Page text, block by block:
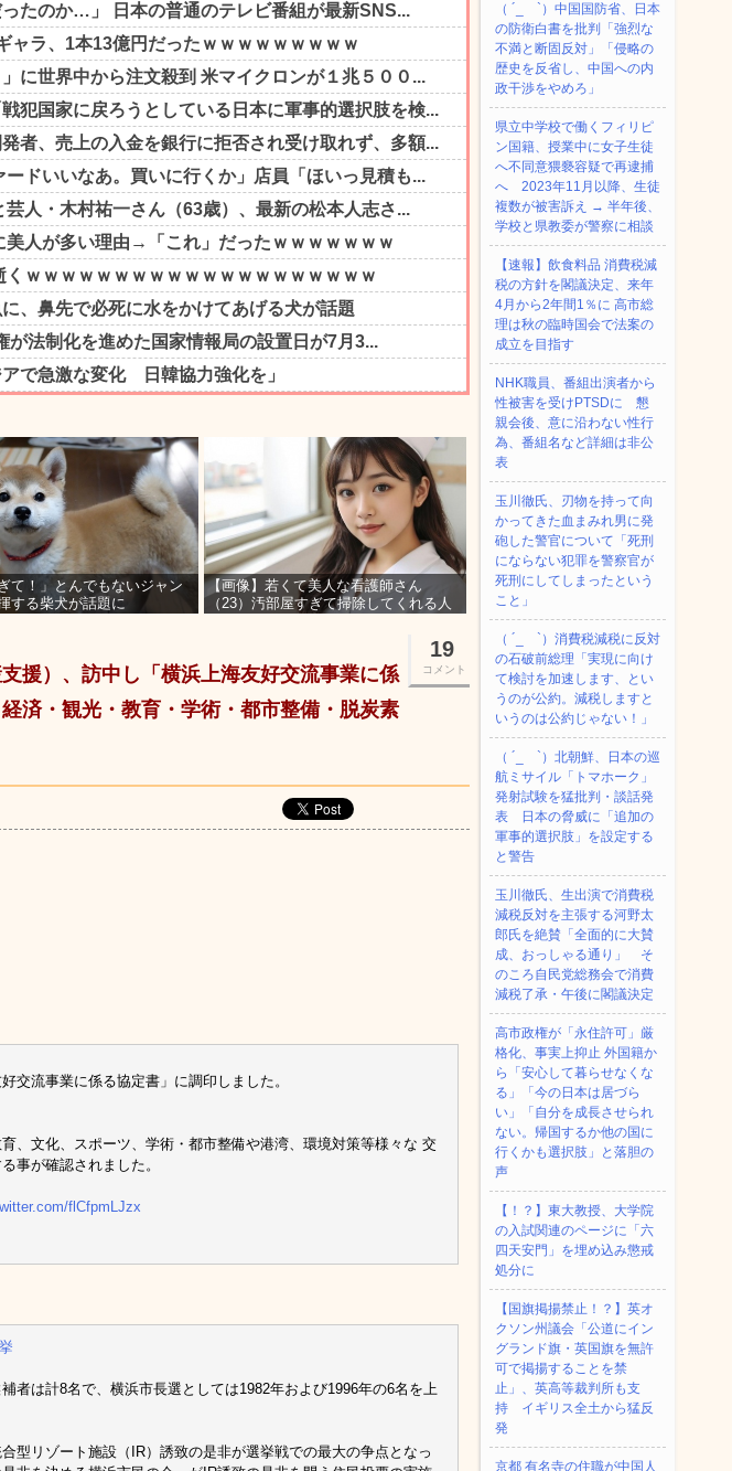
て！」とんでもないジャン
する柴犬が話題に
【画像】若くて美人な看護師さん
（23）汚部屋すぎて掃除してくれる人
19
コメント
援）、訪中し「横浜上海友好交流事業に係
済・観光・教育・学術・都市整備・脱炭素
交流事業に係る協定書」に調印しました。
、文化、スポーツ、学術・都市整備や港湾、環境対策等様々な 交
事が確認されました。
flCfpmLJzx
者は計8名で、横浜市長選としては1982年および1996年の6名を上
型リゾート施設（IR）誘致の是非が選挙戦での最大の争点となっ
（ ´_ゝ`）中国国防省、日本
の防衛白書を批判「強烈な
不満と断固反対」「侵略の
歴史を反省し、中国への内
政干渉をやめろ」
県立中学校で働くフィリピ
ン国籍、授業中に女子生徒
へ不同意猥褻容疑で再逮捕
へ 2023年11月以降、生徒
複数が被害訴え → 半年後、
学校と県教委が警察に相談
【速報】飲食料品 消費税減
税の方針を閣議決定、来年
4月から2年間1％に 高市総
理は秋の臨時国会で法案の
成立を目指す
NHK職員、番組出演者から
性被害を受けPTSDに 懇
親会後、意に沿わない性行
為、番組名など詳細は非公
表
玉川徹氏、刃物を持って向
かってきた血まみれ男に発
砲した警官について「死刑
にならない犯罪を警察官が
死刑にしてしまったという
こと」
（ ´_ゝ`）消費税減税に反対
の石破前総理「実現に向け
て検討を加速します、とい
うのが公約。減税しますと
いうのは公約じゃない！」
（ ´_ゝ`）北朝鮮、日本の巡
航ミサイル「‌トマホーク」
発射試験を猛批判・談話発
表 日本の脅威に「追加の
軍事的選択肢」を設定する
と警告
玉川徹氏、生出演で消費税
減税反対を主張する河野太
郎氏を絶賛「全面的に大賛
成、おっしゃる通り」 そ
のころ自民党総務会で消費
減税了承・午後に閣議決定
高市政権が「永住許可」厳
格化、事実上抑止 外国籍か
ら「安心して暮らせなくな
る」「今の日本は居づら
い」「自分を成長させられ
ない。帰国するか他の国に
行くかも選択肢」と落胆の
声
【！？】東大教授、大学院
の入試関連のページに「六
四天安門」を埋め込み懲戒
処分に
【国旗掲揚禁止！？】英オ
クソン州議会「公道にイン
グランド旗・英国旗を無許
可で掲揚することを禁
止」、英高等裁判所も支
持 イギリス全土から猛反
発
京都 有名寺の住職が中国人